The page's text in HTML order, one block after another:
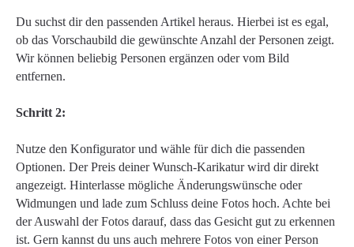
Du suchst dir den passenden Artikel heraus. Hierbei ist es egal,
ob das Vorschaubild die gewünschte Anzahl der Personen zeigt.
Wir können beliebig Personen ergänzen oder vom Bild
entfernen.
Schritt 2:
Nutze den Konfigurator und wähle für dich die passenden
Optionen. Der Preis deiner Wunsch-Karikatur wird dir direkt
angezeigt. Hinterlasse mögliche Änderungswünsche oder
Widmungen und lade zum Schluss deine Fotos hoch. Achte bei
der Auswahl der Fotos darauf, dass das Gesicht gut zu erkennen
ist. Gern kannst du uns auch mehrere Fotos von einer Person